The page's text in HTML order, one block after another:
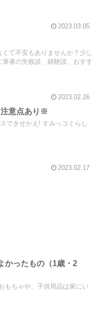
2023.03.05
て不安もありませんか？少し
者の失敗談、経験談、おすす
2023.02.26
意点あり※
できせかえ! すみっコぐらし
2023.02.17
かったもの（1歳・2
もちゃや、子供用品は家にい